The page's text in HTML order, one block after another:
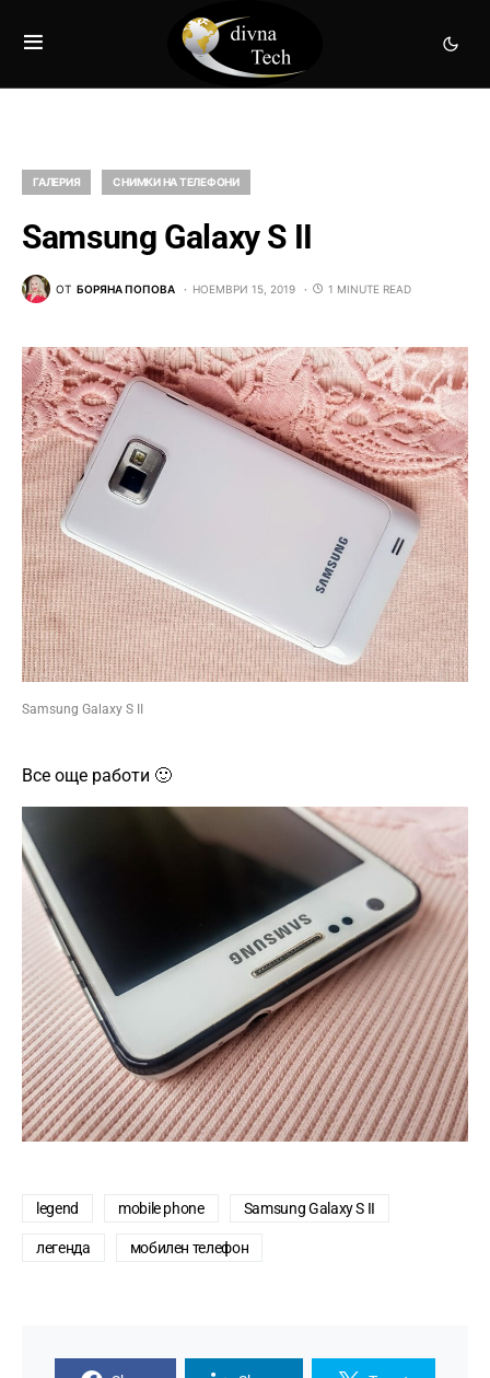
ГАЛЕРИЯ СНИМКИ НА ТЕЛЕФОНИ
Samsung Galaxy S II
ОТ БОРЯНА ПОПОВА НОЕМВРИ 15, 2019 1 MINUTE READ
Samsung Galaxy S II
Все още работи 🙂
legend mobile phone Samsung Galaxy S II
легенда мобилен телефон